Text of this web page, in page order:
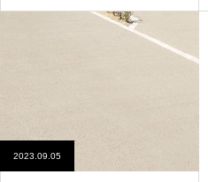
2023.09.05